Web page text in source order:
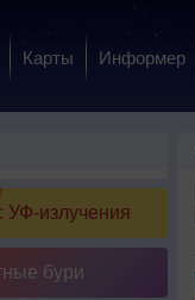
Карты Информер
УФ-излучения
бури